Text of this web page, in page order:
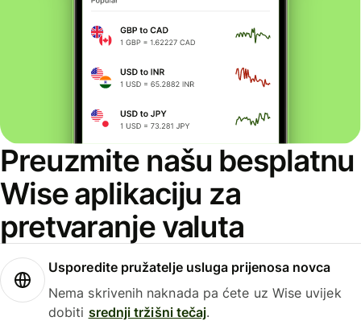
Preuzmite našu besplatnu
Wise aplikaciju za
pretvaranje valuta
Usporedite pružatelje usluga prijenosa novca
Nema skrivenih naknada pa ćete uz Wise uvijek
dobiti srednji tržišni tečaj.